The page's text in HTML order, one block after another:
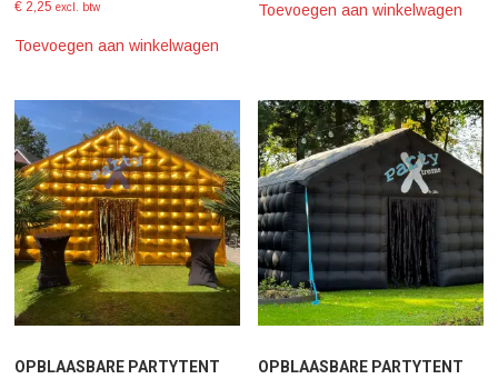
€ 2,25 excl. btw
Toevoegen aan winkelwagen
Toevoegen aan winkelwagen
OPBLAASBARE PARTYTENT
OPBLAASBARE PARTYTENT